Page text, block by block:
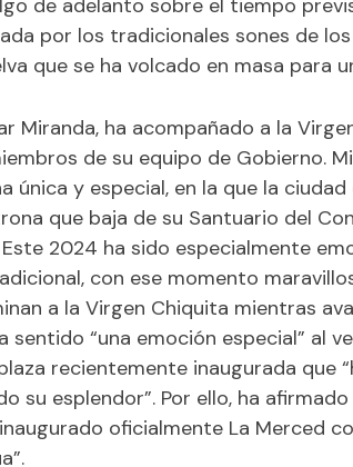
de adelanto sobre el tiempo
por los tradicionales sones de
que se ha volcado en masa para
Miranda, ha acompañado a la
de su equipo de Gobierno.
única y especial, en la que la
que baja de su Santuario del
2024 ha sido especialmente
con ese momento
a la Virgen Chiquita mientras
sentido “una emoción especial” al
recientemente inaugurada que
su esplendor”. Por ello, ha afirmado
oficialmente La Merced